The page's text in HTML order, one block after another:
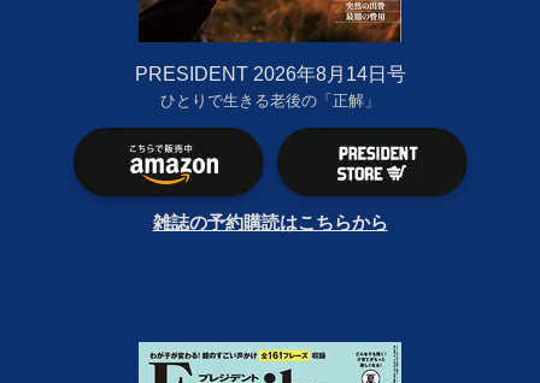
PRESIDENT 2026年8月14日号
ひとりで生きる老後の「正解」
雑誌の予約購読はこちらから